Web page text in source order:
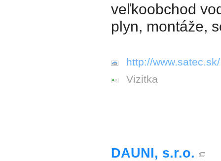
veľkoobchod
plyn, montáže,
http://www.satec.sk/
Vizitka
DAUNI, s.r.o.